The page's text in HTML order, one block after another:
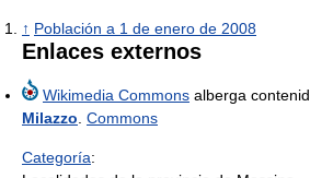
↑ Población a 1 de enero de 2008
Enlaces externos
Wikimedia Commons alberga
Milazzo Commons
Categoría: